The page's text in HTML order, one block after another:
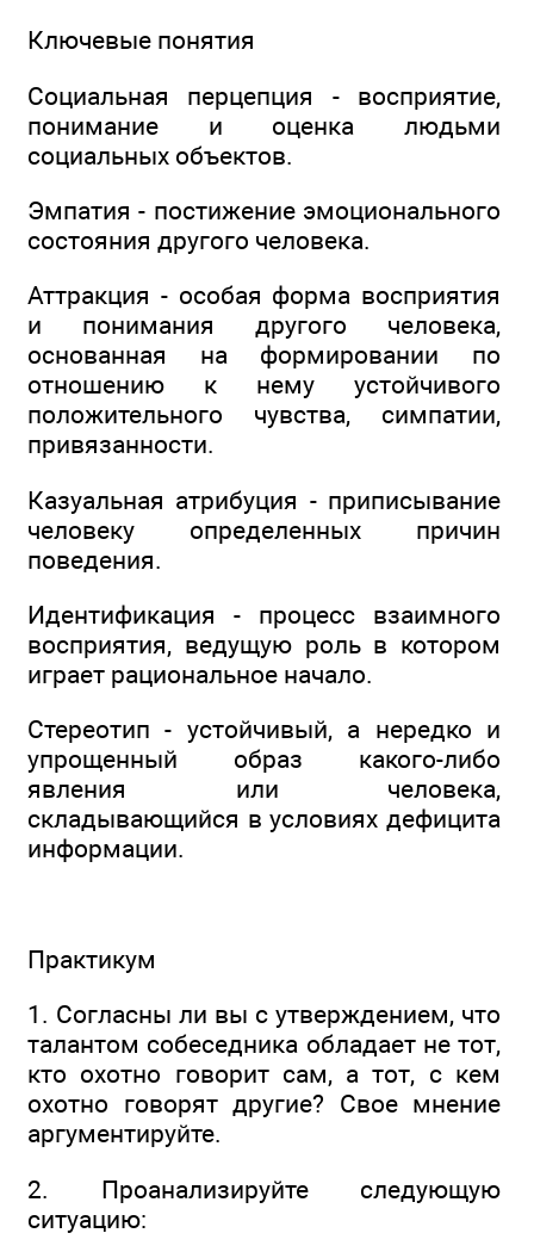
Ключевые понятия
Социальная перцепция - восприятие,
понимание и оценка людьми
социальных объектов.
Эмпатия - постижение эмоционального
состояния другого человека.
Аттракция - особая форма восприятия
и понимания другого человека,
основанная на формировании по
отношению к нему устойчивого
положительного чувства, симпатии,
привязанности.
Казуальная атрибуция - приписывание
человеку определенных причин
поведения.
Идентификация - процесс взаимного
восприятия, ведущую роль в котором
играет рациональное начало.
Стереотип - устойчивый, а нередко и
упрощенный образ какого-либо
явления или человека,
складывающийся в условиях дефицита
информации.
Практикум
1. Согласны ли вы с утверждением, что
талантом собеседника обладает не тот,
кто охотно говорит сам, а тот, с кем
охотно говорят другие? Свое мнение
аргументируйте.
2. Проанализируйте следующую
ситуацию: